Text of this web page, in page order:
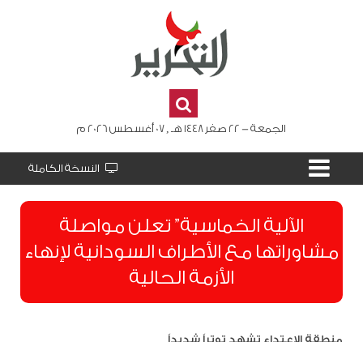
الجمعة - 22 صفر 1448 هـ , 07 أغسطس 2026 م
النسخة الكاملة
الآلية الخماسية” تعلن مواصلة
مشاوراتها مع الأطراف السودانية لإنهاء
الأزمة الحالية
منطقة الاعتداء تشهد توتراً شديداً